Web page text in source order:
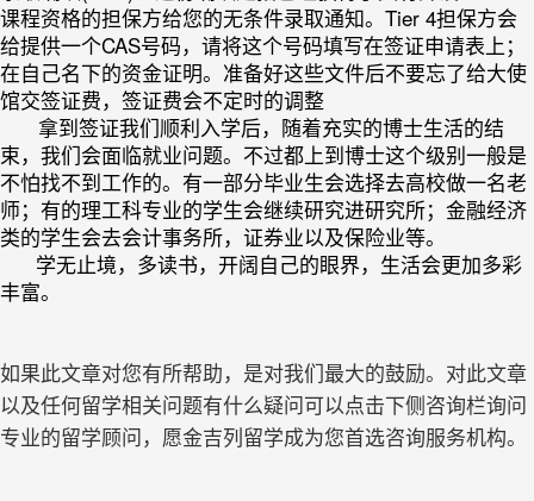
课程资格的担保方给您的无条件录取通知。Tier 4担保方会
给提供一个CAS号码，请将这个号码填写在签证申请表上；
在自己名下的资金证明。准备好这些文件后不要忘了给大使
馆交签证费，签证费会不定时的调整
拿到签证我们顺利入学后，随着充实的博士生活的结
束，我们会面临就业问题。不过都上到博士这个级别一般是
不怕找不到工作的。有一部分毕业生会选择去高校做一名老
师；有的理工科专业的学生会继续研究进研究所；金融经济
类的学生会去会计事务所，证券业以及保险业等。
学无止境，多读书，开阔自己的眼界，生活会更加多彩
丰富。
如果此文章对您有所帮助，是对我们最大的鼓励。对此文章
以及任何留学相关问题有什么疑问可以点击下侧咨询栏询问
专业的留学顾问，愿金吉列留学成为您首选咨询服务机构。